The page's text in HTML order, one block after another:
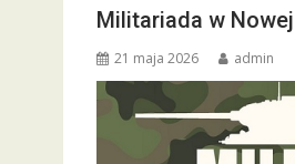
Militariada w
21 maja 2026 admin